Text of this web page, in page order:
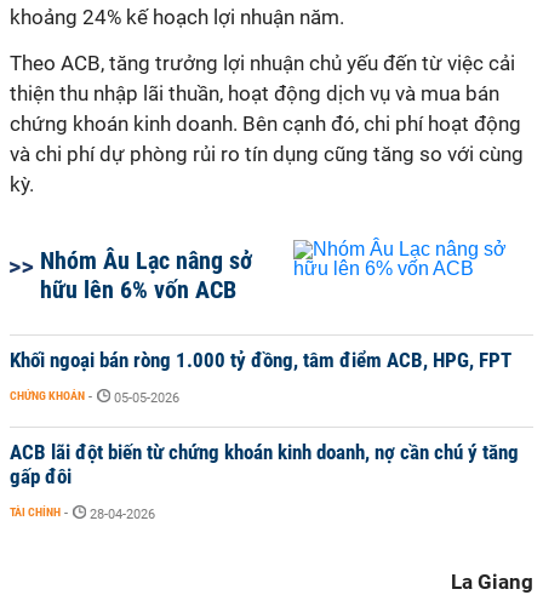
khoảng 24% kế hoạch lợi nhuận năm.
Theo ACB, tăng trưởng lợi nhuận chủ yếu đến từ việc cải
thiện thu nhập lãi thuần, hoạt động dịch vụ và mua bán
chứng khoán kinh doanh. Bên cạnh đó, chi phí hoạt động
và chi phí dự phòng rủi ro tín dụng cũng tăng so với cùng
kỳ.
Nhóm Âu Lạc nâng sở
hữu lên 6% vốn ACB
Khối ngoại bán ròng 1.000 tỷ đồng, tâm điểm ACB, HPG, FPT
CHỨNG KHOÁN - 05-05-2026
ACB lãi đột biến từ chứng khoán kinh doanh, nợ cần chú ý tăng
gấp đôi
TÀI CHÍNH - 28-04-2026
La Giang